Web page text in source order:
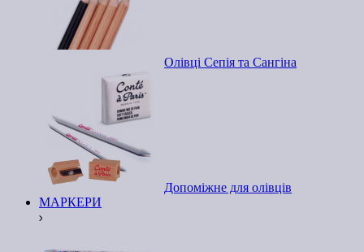
Олівці Сепія та Сангіна
Допоміжне для олівців
МАРКЕРИ